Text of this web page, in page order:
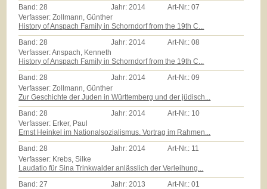
Band: 28 Jahr: 2014 Art-Nr.:07
Verfasser: Zollmann, Günther
History of Anspach Family in Schorndorf from the 19th C...
Band:28 Jahr:2014 Art-Nr.:08
Verfasser: Anspach, Kenneth
History of Anspach Family in Schorndorf from the 19th C...
Band:28 Jahr:2014 Art-Nr.:09
Verfasser: Zollmann, Günther
Zur Geschichte der Juden in Württemberg und der jüdisch...
Band:28 Jahr:2014 Art-Nr.: 10
Verfasser: Erker, Paul
Ernst Heinkel im Nationalsozialismus. Vortrag im Rahmen...
Band:28 Jahr:2014 Art-Nr.: 11
Verfasser: Krebs, Silke
Laudatio für Sina Trinkwalder anlässlich der Verleihung...
Band: 27 Jahr: 2013 Art-Nr.:01